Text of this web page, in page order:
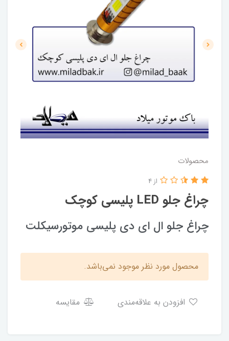
محصولات
چراغ جلو LED پلیسی کوچک
از 4
چراغ جلو ال ای دی پلیسی موتورسیکلت
محصول مورد نظر موجود نمی‌باشد.
مقایسه